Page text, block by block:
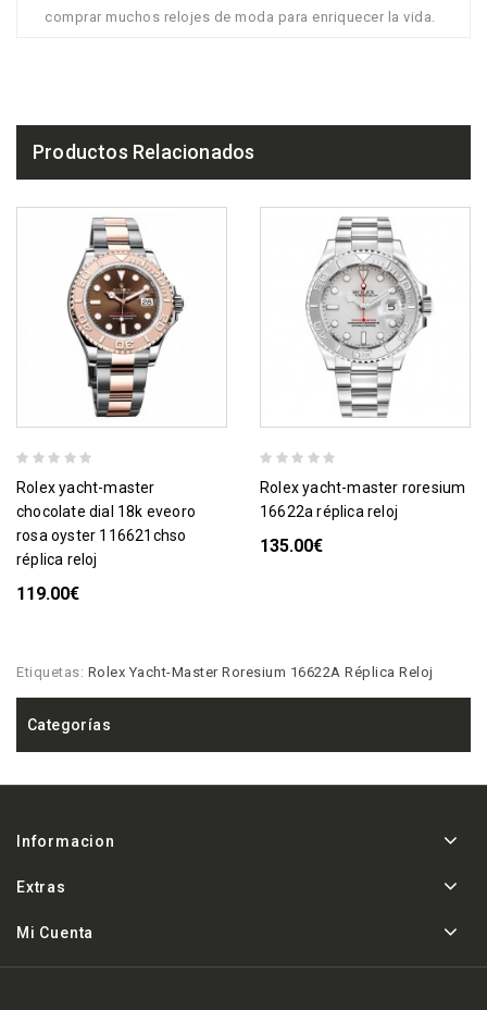
comprar muchos relojes de moda para enriquecer la vida.
Productos Relacionados
rolex yacht-master
chocolate dial 18k eveoro
rosa oyster 116621chso
réplica reloj
119.00€
rolex yacht-master roresium
16622a réplica reloj
135.00€
Etiquetas: Rolex Yacht-Master Roresium 16622A Réplica Reloj
Categorías
Informacion
Extras
Mi Cuenta